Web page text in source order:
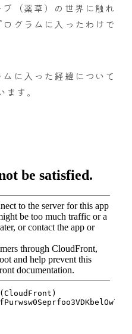
（薬草）の世界に触れ
グラムに入ったわけで
に入った経緯について
す。